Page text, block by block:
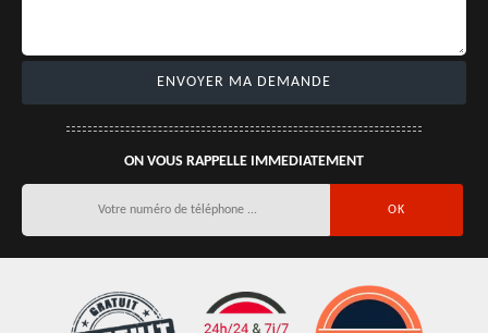
ON VOUS RAPPELLE IMMEDIATEMENT